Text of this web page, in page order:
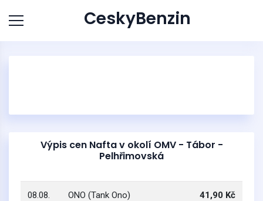
CeskyBenzin
Výpis cen Nafta v okolí OMV - Tábor -
Pelhřimovská
08.08.
ONO (Tank Ono)
41,90 Kč